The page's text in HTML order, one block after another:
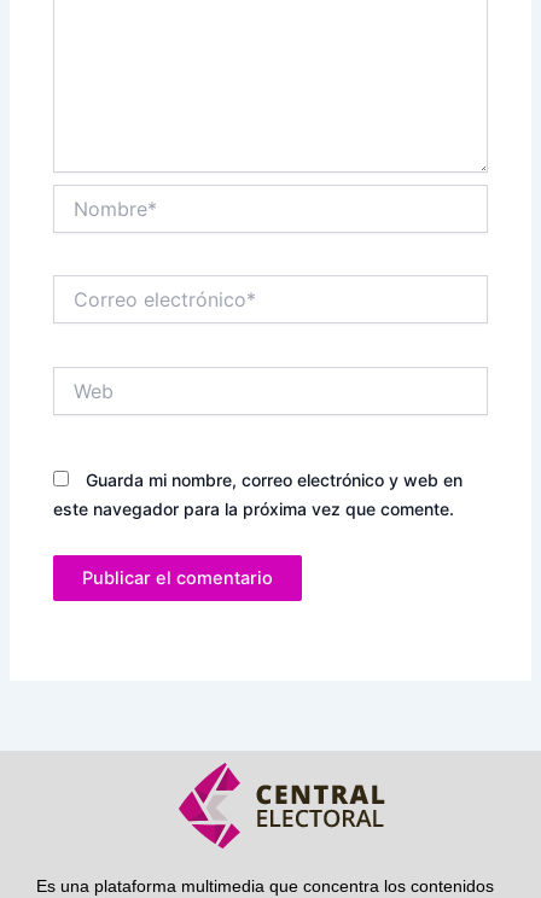
electrónico*
Guarda mi nombre, correo electrónico y web en
este navegador para la próxima vez que comente.
Es una plataforma multimedia que concentra los contenidos